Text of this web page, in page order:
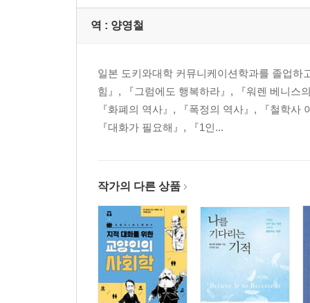
* 자기 자신에게 솔직해야 한다 - 호세 에버(Jose
제10장. 희망을 실현시키는 방법 어떻게 희망의 불
* 성공은 목표를 쟁취하는 것이다 - 스티븐 M. 호
* 비전이 없다면 도태된다 - 버니 브릴스타인
제12장. 결론
* 신념을 가져야 한다
역 : 양영철
일본 도키와대학 커뮤니케이션학과를 졸업
힘』, 『그럼에도 행복하라』, 『워렌 베니스
『화폐의 역사』, 『폭정의 역사』, 『철학
『대화가 필요해』, 『1인...
작가의 다른 상품